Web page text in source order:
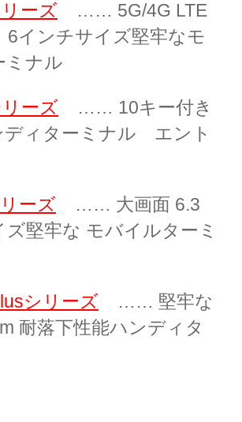
ーズ
…… 5G/4G LTE
6インチサイズ堅牢なモ
ミナル
ーズ
…… 10キー付き
ディターミナル エント
ーズ
…… 大画面 6.3
堅牢な モバイルターミ
シリーズ
…… 堅牢な
耐落下性能ハンディタ